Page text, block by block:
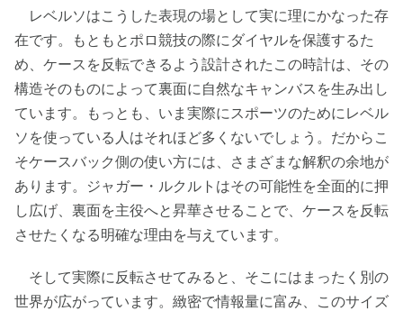
レベルソはこうした表現の場として実に理にかなった存
在です。もともとポロ競技の際にダイヤルを保護するた
め、ケースを反転できるよう設計されたこの時計は、その
構造そのものによって裏面に自然なキャンバスを生み出し
ています。もっとも、いま実際にスポーツのためにレベル
ソを使っている人はそれほど多くないでしょう。だからこ
そケースバック側の使い方には、さまざまな解釈の余地が
あります。ジャガー・ルクルトはその可能性を全面的に押
し広げ、裏面を主役へと昇華させることで、ケースを反転
させたくなる明確な理由を与えています。
そして実際に反転させてみると、そこにはまったく別の
世界が広がっています。緻密で情報量に富み、このサイズ